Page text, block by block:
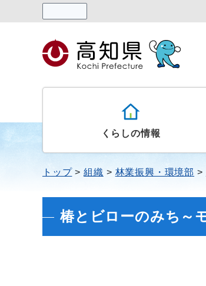
くらしの情報
トップ 組織 林業振興・環境部
椿とビローのみち～